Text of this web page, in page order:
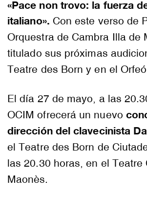
«Pace non trovo: la fuerza
italiano». Con este verso de
Orquestra de Cambra Illa de
titulado sus próximas
Teatre des Born y en el
El día 27 de mayo, a las
OCIM ofrecerá un nuevo
dirección del clavecinista
el Teatre des Born de
las 20.30 horas, en el Teatre
Maonès.